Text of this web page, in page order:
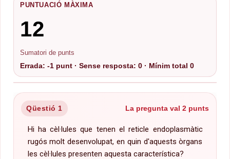
PUNTUACIÓ MÀXIMA
12
Sumatori de punts
Errada: -1 punt · Sense resposta: 0 · Mínim total 0
Qüestió 1 La pregunta val 2 punts
Hi ha cèl·lules que tenen el reticle endoplasmàtic
rugós molt desenvolupat, en quin d'aquests òrgans
les cèl·lules presenten aquesta característica?
Pàncrees